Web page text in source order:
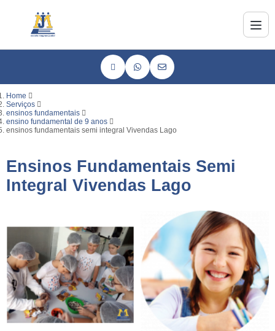
Home
Serviços
ensinos fundamentais
ensino fundamental de 9 anos
ensinos fundamentais semi integral Vivendas Lago
Ensinos Fundamentais Semi
Integral Vivendas Lago